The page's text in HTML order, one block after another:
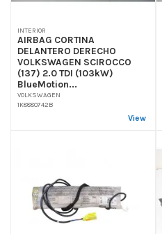
INTERIOR
AIRBAG CORTINA
DELANTERO DERECHO
VOLKSWAGEN SCIROCCO
(137) 2.0 TDI (103kW)
BlueMotion...
VOLKSWAGEN
1K8880742B
View